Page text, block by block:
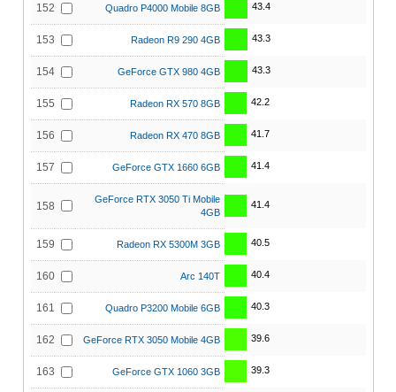
152 Quadro P4000 Mobile 8GB 43.4
153 Radeon R9 290 4GB 43.3
154 GeForce GTX 980 4GB 43.3
155 Radeon RX 570 8GB 42.2
156 Radeon RX 470 8GB 41.7
157 GeForce GTX 1660 6GB 41.4
158
GeForce RTX 3050 Ti Mobile
4GB
41.4
159 Radeon RX 5300M 3GB 40.5
160 Arc 140T 40.4
161 Quadro P3200 Mobile 6GB 40.3
162 GeForce RTX 3050 Mobile 4GB 39.6
163 GeForce GTX 1060 3GB 39.3